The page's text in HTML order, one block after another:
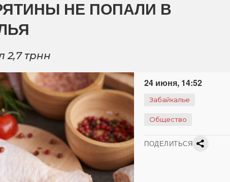
НЕ ПОПАЛИ В
2,7 трнн
24 июня, 14:52
Забайкалье
Общество
ПОДЕЛИТЬСЯ